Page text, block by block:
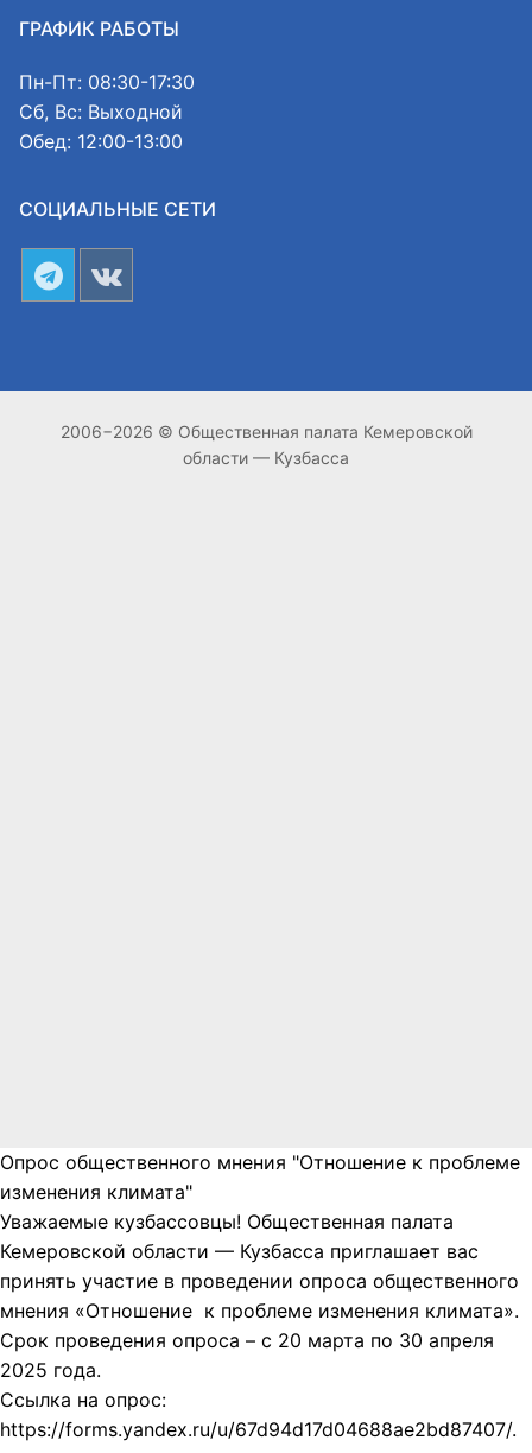
ГРАФИК РАБОТЫ
Пн-Пт: 08:30-17:30
Сб, Вс: Выходной
Обед: 12:00-13:00
СОЦИАЛЬНЫЕ СЕТИ
2006−2026 © Общественная палата Кемеровской
области — Кузбасса
Опрос общественного мнения "Отношение к проблеме
изменения климата"
Уважаемые кузбассовцы! Общественная палата
Кемеровской области — Кузбасса приглашает вас
принять участие в проведении опроса общественного
мнения «Отношение к проблеме изменения климата».
Срок проведения опроса – с 20 марта по 30 апреля
2025 года.
Ссылка на опрос:
https://forms.yandex.ru/u/67d94d17d04688ae2bd87407/.